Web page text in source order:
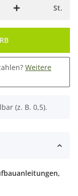
St.
Weitere
(z. B. 0,5).